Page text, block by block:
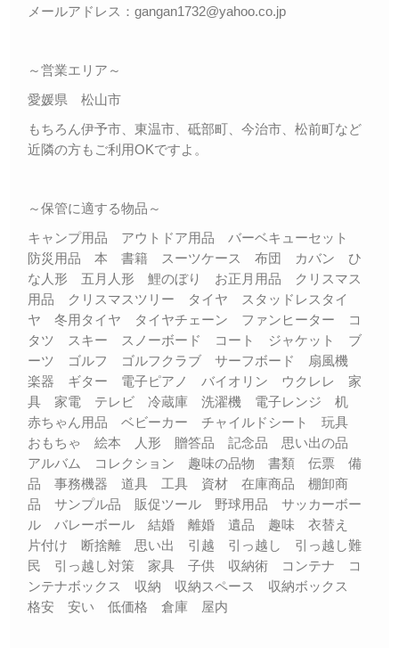
メールアドレス：gangan1732@yahoo.co.jp
～営業エリア～
愛媛県 松山市
もちろん伊予市、東温市、砥部町、今治市、松前町など
近隣の方もご利用OKですよ。
～保管に適する物品～
キャンプ用品 アウトドア用品 バーベキューセット
防災用品 本 書籍 スーツケース 布団 カバン ひ
な人形 五月人形 鯉のぼり お正月用品 クリスマス
用品 クリスマスツリー タイヤ スタッドレスタイ
ヤ 冬用タイヤ タイヤチェーン ファンヒーター コ
タツ スキー スノーボード コート ジャケット ブ
ーツ ゴルフ ゴルフクラブ サーフボード 扇風機
楽器 ギター 電子ピアノ バイオリン ウクレレ 家
具 家電 テレビ 冷蔵庫 洗濯機 電子レンジ 机
赤ちゃん用品 ベビーカー チャイルドシート 玩具
おもちゃ 絵本 人形 贈答品 記念品 思い出の品
アルバム コレクション 趣味の品物 書類 伝票 備
品 事務機器 道具 工具 資材 在庫商品 棚卸商
品 サンプル品 販促ツール 野球用品 サッカーボー
ル バレーボール 結婚 離婚 遺品 趣味 衣替え
片付け 断捨離 思い出 引越 引っ越し 引っ越し難
民 引っ越し対策 家具 子供 収納術 コンテナ コ
ンテナボックス 収納 収納スペース 収納ボックス
格安 安い 低価格 倉庫 屋内